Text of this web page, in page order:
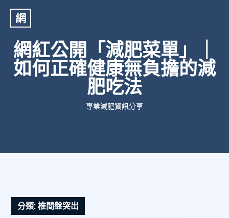
網
網紅公開「減肥菜單」｜
如何正確健康無負擔的減
肥吃法
專業減肥資訊分享
分類:椎間盤突出